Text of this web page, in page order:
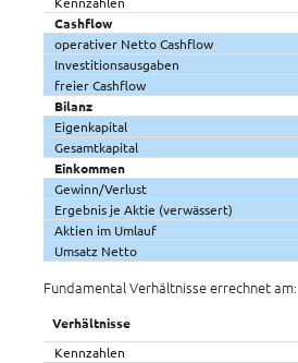
Cashflow
operativer Netto Cashflow
Investitionsausgaben
freier Cashflow
Bilanz
Eigenkapital
Gesamtkapital
Einkommen
Gewinn/Verlust
Ergebnis je Aktie (verwässert)
Aktien im Umlauf
Umsatz Netto
Fundamental Verhältnisse errechnet am:
Verhältnisse
Kennzahlen